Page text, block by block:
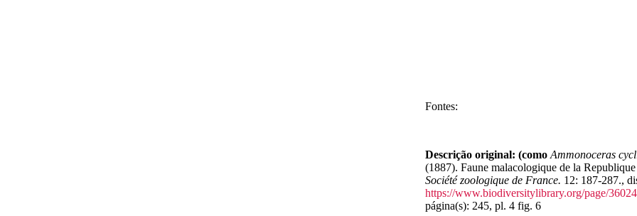
Fontes:
Descrição original: (como Ammonoceras
(1887). Faune malacologique de la Republique
Société zoologique de France. 12: 187-287.,
https://www.biodiversitylibrary.org/page/
página(s): 245, pl. 4 fig. 6